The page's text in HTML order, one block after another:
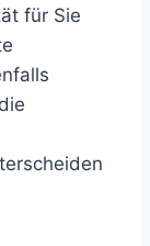
für Sie